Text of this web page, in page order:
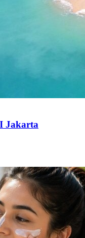
Jakarta